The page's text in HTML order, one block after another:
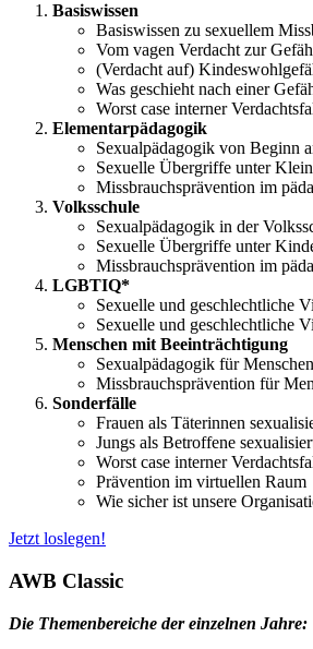
Basiswissen
Basiswissen zu sexuellem
Vom vagen Verdacht zur
(Verdacht auf)
Was geschieht nach einer
Worst case interner
Elementarpädagogik
Sexualpädagogik von Beginn
Sexuelle Übergriffe unter
Missbrauchsprävention im
Volksschule
Sexualpädagogik in der
Sexuelle Übergriffe unter
Missbrauchsprävention im
LGBTIQ*
Sexuelle und geschlechtliche
Sexuelle und geschlechtliche
Menschen mit Beeinträchtigung
Sexualpädagogik für
Missbrauchsprävention für
Sonderfälle
Frauen als Täterinnen
Jungs als Betroffene
Worst case interner
Prävention im virtuellen Raum
Wie sicher ist unsere
Jetzt loslegen!
AWB Classic
Die Themenbereiche der einzelnen Jahre: